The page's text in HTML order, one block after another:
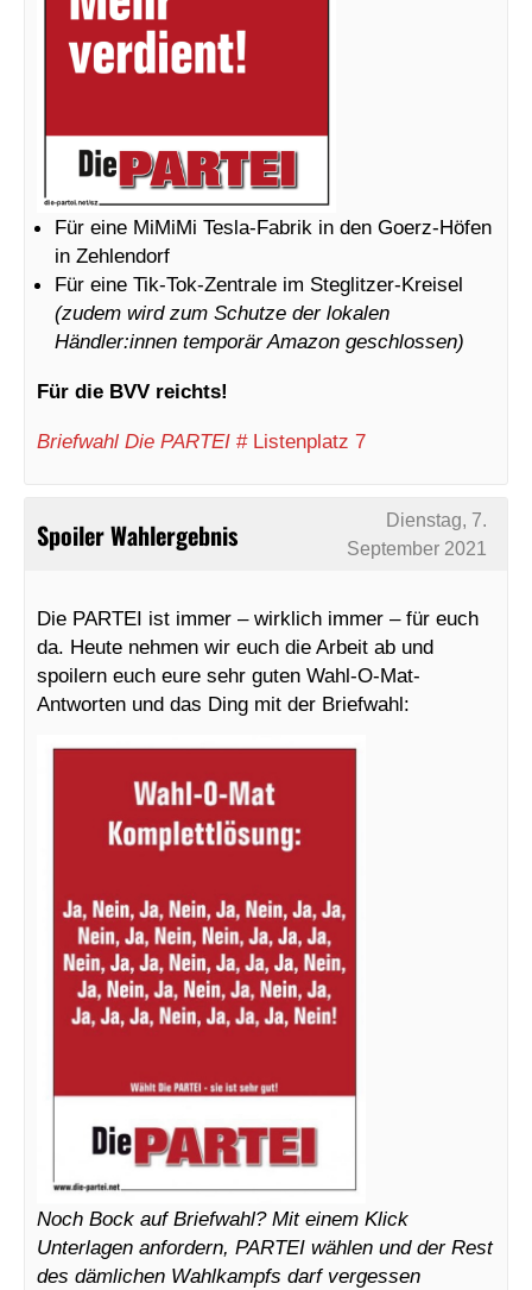
Für eine MiMiMi Tesla-Fabrik in den Goerz-Höfen
in Zehlendorf
Für eine Tik-Tok-Zentrale im Steglitzer-Kreisel
(zudem wird zum Schutze der lokalen
Händler:innen temporär Amazon geschlossen)
Für die BVV reichts!
Briefwahl Die PARTEI # Listenplatz 7
Spoiler Wahlergebnis
Dienstag, 7.
September 2021
Die PARTEI ist immer – wirklich immer – für euch
da. Heute nehmen wir euch die Arbeit ab und
spoilern euch eure sehr guten Wahl-O-Mat-
Antworten und das Ding mit der Briefwahl:
Noch Bock auf Briefwahl? Mit einem Klick
Unterlagen anfordern, PARTEI wählen und der Rest
des dämlichen Wahlkampfs darf vergessen